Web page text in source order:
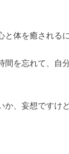
体を癒される
を忘れて、自
、妄想ですけど